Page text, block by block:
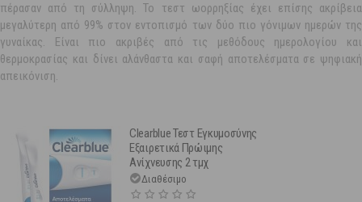
πέρασαν από τη σύλληψη. Το τεστ ωορρηξίας έχει επίσης ακρίβεια
μεγαλύτερη από 99% στον εντοπισμό των δύο πιο γόνιμων ημερών της
γυναίκας. Είναι πιο ακριβές από τις μεθόδους ημερολογίου και
θερμοκρασίας και δίνει αλάνθαστα και σαφή αποτελέσματα σε ψηφιακή
απεικόνιση.
Clearblue Τεστ Εγκυμοσύνης
Εξαιρετικά Πρώιμης
Ανίχνευσης 2 τμχ
Διαθέσιμο